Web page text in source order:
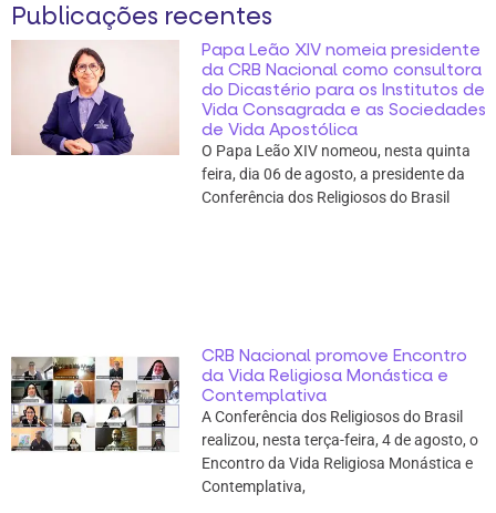
Publicações recentes
Papa Leão XIV nomeia presidente
da CRB Nacional como consultora
do Dicastério para os Institutos de
Vida Consagrada e as Sociedades
de Vida Apostólica
O Papa Leão XIV nomeou, nesta quinta
feira, dia 06 de agosto, a presidente da
Conferência dos Religiosos do Brasil
CRB Nacional promove Encontro
da Vida Religiosa Monástica e
Contemplativa
A Conferência dos Religiosos do Brasil
realizou, nesta terça-feira, 4 de agosto, o
Encontro da Vida Religiosa Monástica e
Contemplativa,